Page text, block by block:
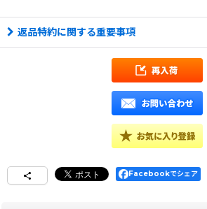
返品特約に関する重要事項
Facebookでシェア